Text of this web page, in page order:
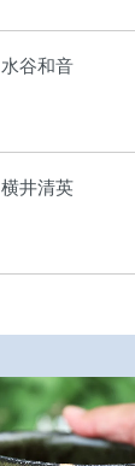
水谷和音
横井清英